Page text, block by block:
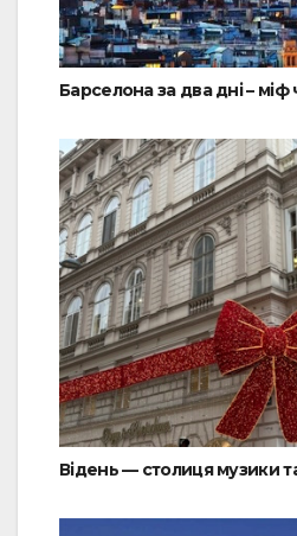
Барселона за два дні – міф
Відень — столиця музики